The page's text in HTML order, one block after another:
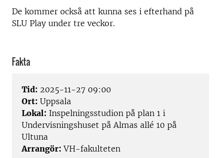
De kommer också att kunna ses i efterhand på
SLU Play under tre veckor.
Fakta
Tid: 2025-11-27 09:00
Ort: Uppsala
Lokal: Inspelningsstudion på plan 1 i
Undervisningshuset på Almas allé 10 på
Ultuna
Arrangör: VH-fakulteten